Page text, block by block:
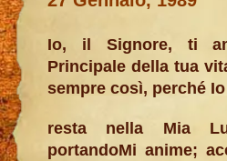
Io, il Signore, ti
Principale della tua
sempre così, perché
resta nella Mia
portandoMi anime;